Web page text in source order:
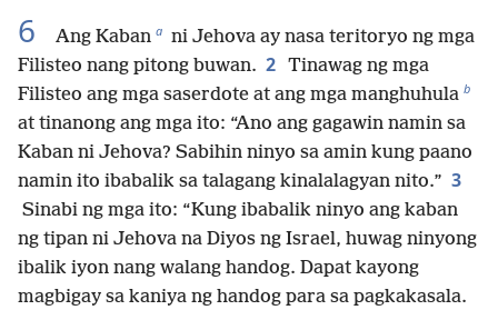
6 Ang Kaban a ni Jehova ay nasa teritoryo ng mga
Filisteo nang pitong buwan. 2 Tinawag ng mga
Filisteo ang mga saserdote at ang mga manghuhula b
at tinanong ang mga ito: “Ano ang gagawin namin sa
Kaban ni Jehova? Sabihin ninyo sa amin kung paano
namin ito ibabalik sa talagang kinalalagyan nito.” 3
Sinabi ng mga ito: “Kung ibabalik ninyo ang kaban
ng tipan ni Jehova na Diyos ng Israel, huwag ninyong
ibalik iyon nang walang handog. Dapat kayong
magbigay sa kaniya ng handog para sa pagkakasala.